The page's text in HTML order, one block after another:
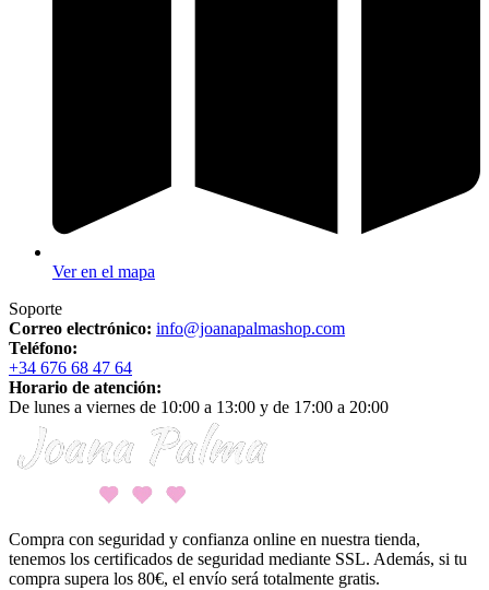
Ver en el mapa
Soporte
Correo electrónico: info@joanapalmashop.com
Teléfono:
+34 676 68 47 64
Horario de atención:
De lunes a viernes de 10:00 a 13:00 y de 17:00 a 20:00
Compra con seguridad y confianza online en nuestra tienda,
tenemos los certificados de seguridad mediante SSL. Además, si tu
compra supera los 80€, el envío será totalmente gratis.